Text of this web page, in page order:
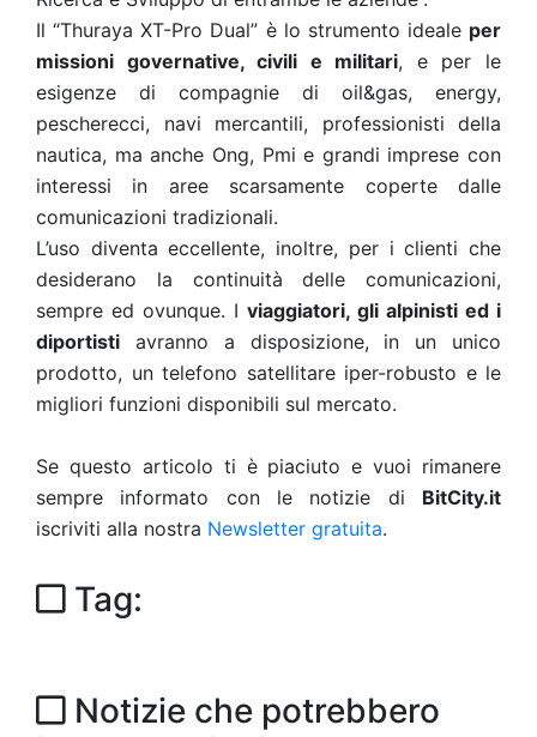
Il “Thuraya XT-Pro Dual” è lo strumento ideale per
missioni governative, civili e militari, e per le
esigenze di compagnie di oil&gas, energy,
pescherecci, navi mercantili, professionisti della
nautica, ma anche Ong, Pmi e grandi imprese con
interessi in aree scarsamente coperte dalle
comunicazioni tradizionali.
L’uso diventa eccellente, inoltre, per i clienti che
desiderano la continuità delle comunicazioni,
sempre ed ovunque. I viaggiatori, gli alpinisti ed i
diportisti avranno a disposizione, in un unico
prodotto, un telefono satellitare iper-robusto e le
migliori funzioni disponibili sul mercato.
Se questo articolo ti è piaciuto e vuoi rimanere
sempre informato con le notizie di BitCity.it
iscriviti alla nostra Newsletter gratuita.
Tag:
Notizie che potrebbero